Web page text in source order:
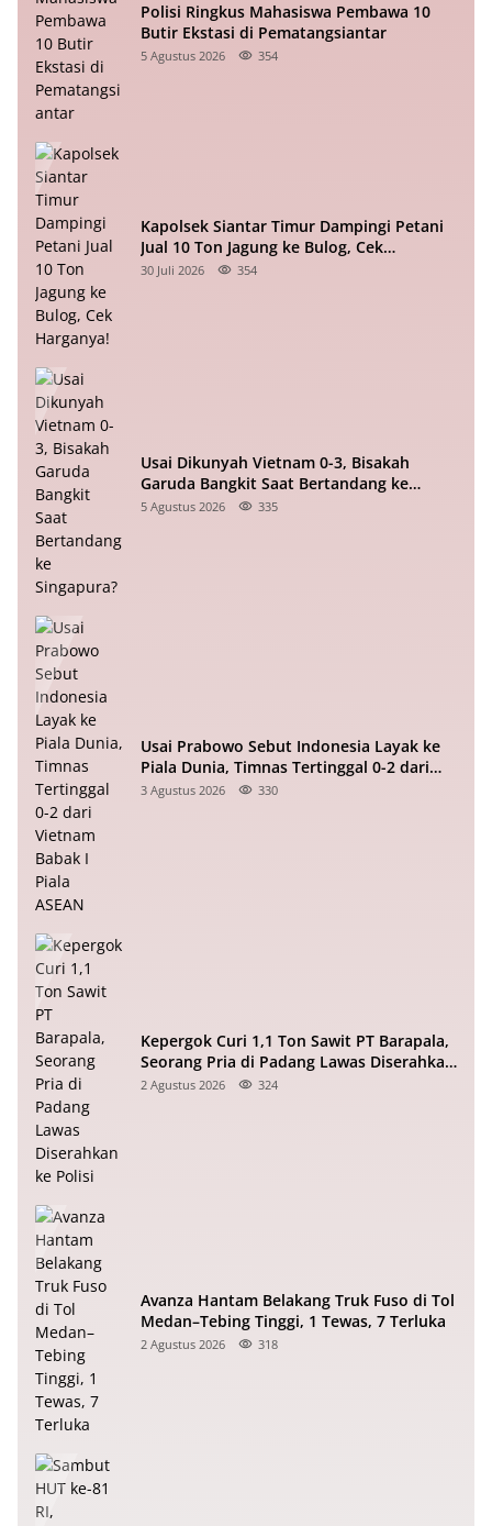
Polisi Ringkus Mahasiswa Pembawa 10
Butir Ekstasi di Pematangsiantar
5 Agustus 2026 354
Kapolsek Siantar Timur Dampingi Petani
Jual 10 Ton Jagung ke Bulog, Cek
Harganya!
30 Juli 2026 354
Usai Dikunyah Vietnam 0-3, Bisakah
Garuda Bangkit Saat Bertandang ke
Singapura?
5 Agustus 2026 335
Usai Prabowo Sebut Indonesia Layak ke
Piala Dunia, Timnas Tertinggal 0-2 dari
Vietnam Babak I Piala ASEAN
3 Agustus 2026 330
Kepergok Curi 1,1 Ton Sawit PT Barapala,
Seorang Pria di Padang Lawas Diserahkan
ke Polisi
2 Agustus 2026 324
Avanza Hantam Belakang Truk Fuso di Tol
Medan–Tebing Tinggi, 1 Tewas, 7 Terluka
2 Agustus 2026 318